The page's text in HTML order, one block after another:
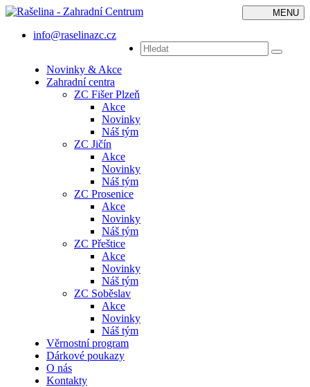
MENU
Toggle
info@raselinazc.cz
Novinky & Akce
Zahradní centra
ZC Fišer Plzeň
Akce
Novinky
Náš tým
ZC Jičín
Akce
Novinky
Náš tým
ZC Prosenice
Akce
Novinky
Náš tým
ZC Přeštice
Akce
Novinky
Náš tým
ZC Soběslav
Akce
Novinky
Náš tým
Věrnostní program
Dárkové poukazy
O nás
Kontakty